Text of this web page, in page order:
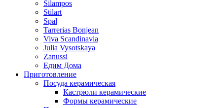
Silampos
Stilart
Spal
Tarrerias Bonjean
Viva Scandinavia
Julia Vysotskaya
Zanussi
Едим Дома
Приготовление
Посуда керамическая
Кастрюли керамические
Формы керамические